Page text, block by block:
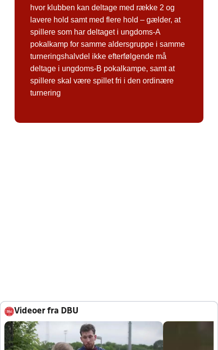
hvor klubben kan deltage med række 2 og
lavere hold samt med flere hold – gælder, at
spillere som har deltaget i ungdoms-A
pokalkamp for samme aldersgruppe i samme
turneringshalvdel ikke efterfølgende må
deltage i ungdoms-B pokalkampe, samt at
spillere skal være spillet fri i den ordinære
turnering
Videoer fra DBU